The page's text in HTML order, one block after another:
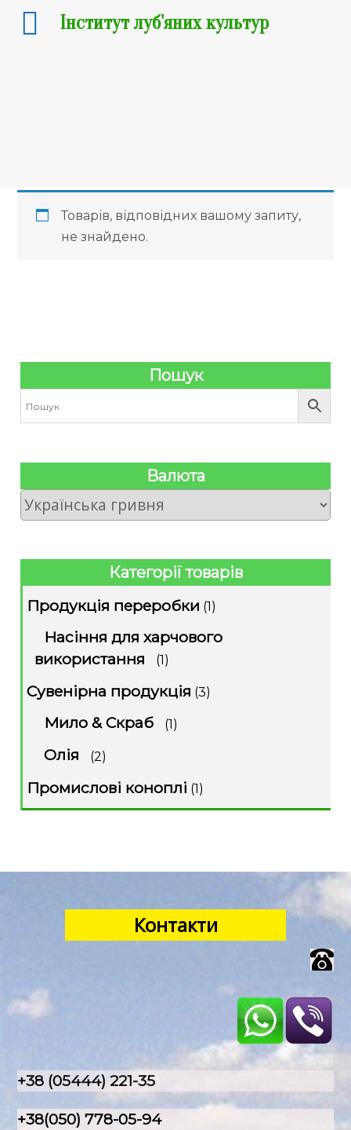
Товарів, відповідних вашому запиту,
не знайдено.
Пошук
Валюта
Категорії товарів
Продукція переробки (1)
Насіння для харчового
використання
(1)
Сувенірна продукція (3)
Мило & Скраб (1)
Олія (2)
Промислові коноплі (1)
Контакти
+38 (05444) 221-35
+38(050) 778-05-94
Інститут луб'яних культур